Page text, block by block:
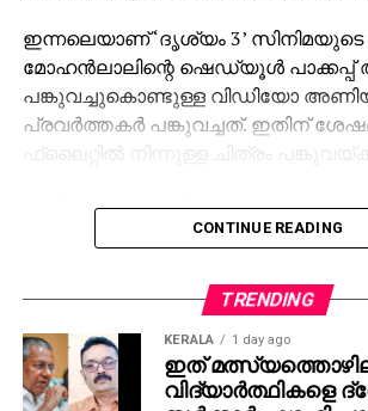
ഇന്നലെയാണ് ‘ദൃശ്യം 3’ സിനിമയുടെ
മോഹന്‍ലാലിന്റെ ഷെഡ്യൂള്‍ പാക്കപ്പ്
പങ്കുവച്ചുകൊണ്ടുള്ള വിഡിയോ
പ്രവര്‍ത്തകര്‍ പങ്കുവച്ചത്. ഇതിന്
ഫ്‌ലൈറ്റില്‍ നിന്നുള്ള ചിത്രം
‘ജയിലര്‍’ സിനിമയില്‍ ശ്രദ്ധേയമായ
കോസ്റ്റ്യൂം ഡിസൈന്‍ ചെയ്തത്
വൈറലായതോടെ ആരാധകരും
‘ജയിലര്‍ 2’ സിനിമയിലും ലാലേട്ടന്റെ
‘കത്തണം’ എന്നാണ് ആരാധകര്‍
മാത്യുവിന്റെ രണ്ടാമത്തെ വരവിനായി
CONTINUE READING
TRENDING
KERALA 1 day ago
ഇത്
വിദ്യാര്‍ത്ഥികളെ